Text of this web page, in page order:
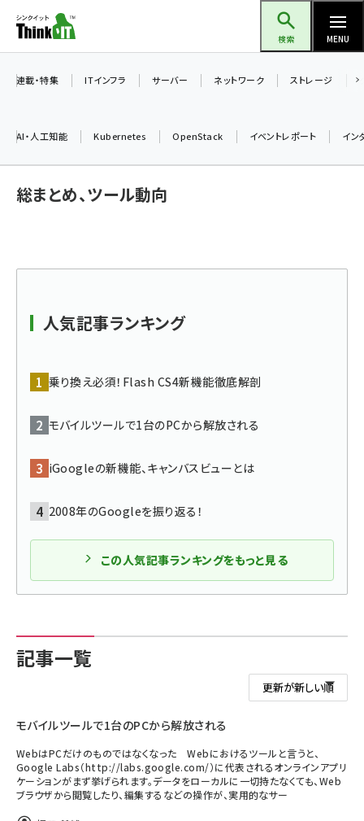
ン
ツ
検索 MENU
北海道をのんびり旅する晴山佳須夫のヒント集！ (2008)
genai (1468)
連載・特集 ITインフラ サーバー ネットワーク ストレージ
AI・人工知能 Kubernetes OpenStack イベントレポート イン
総まとめ、ツール動向
人気記事ランキング
乗り換え必須！Flash CS4新機能徹底解剖
モバイルツールで1台のPCから解放される
iGoogleの新機能、キャンバスビューとは
2008年のGoogleを振り返る！
この人気記事ランキングをもっと見る
記事一覧
モバイルツールで1台のPCから解放される
WebはPCだけのものではなくなった Webにおけるツールと言うと、
Google Labs（http://labs.google.com/）に代表されるオンラインアプリ
ケーションがまず挙げられます。データをローカルに一切持たなくても、Web
ブラウザから閲覧したり、編集するなどの操作が、実用的なサー